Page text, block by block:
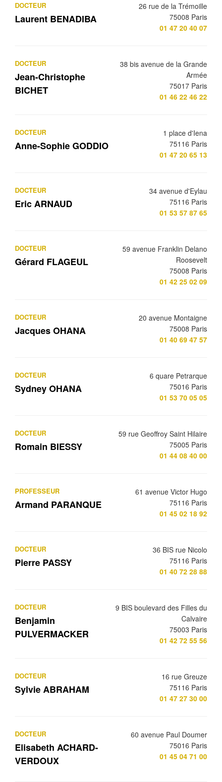
DOCTEUR
Laurent BENADIBA
26 rue de la Trémoille
75008 Paris
01 47 20 40 07
DOCTEUR
Jean-Christophe
BICHET
38 bis avenue de la Grande
Armée
75017 Paris
01 46 22 46 22
DOCTEUR
Anne-Sophie GODDIO
1 place d'Iena
75116 Paris
01 47 20 65 13
DOCTEUR
Eric ARNAUD
34 avenue d'Eylau
75116 Paris
01 53 57 87 65
DOCTEUR
Gérard FLAGEUL
59 avenue Franklin Delano
Roosevelt
75008 Paris
01 42 25 02 09
DOCTEUR
Jacques OHANA
20 avenue Montaigne
75008 Paris
01 40 69 47 57
DOCTEUR
Sydney OHANA
6 quare Petrarque
75016 Paris
01 53 70 05 05
DOCTEUR
Romain BIESSY
59 rue Geoffroy Saint Hilaire
75005 Paris
01 44 08 40 00
PROFESSEUR
Armand PARANQUE
61 avenue Victor Hugo
75116 Paris
01 45 02 18 92
DOCTEUR
Pierre PASSY
36 BIS rue Nicolo
75116 Paris
01 40 72 28 88
DOCTEUR
Benjamin
PULVERMACKER
9 BIS boulevard des Filles du
Calvaire
75003 Paris
01 42 72 55 56
DOCTEUR
Sylvie ABRAHAM
16 rue Greuze
75116 Paris
01 47 27 30 00
DOCTEUR
Elisabeth ACHARD-
VERDOUX
60 avenue Paul Doumer
75016 Paris
01 45 04 71 00